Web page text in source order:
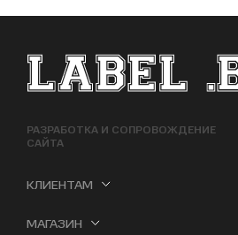
ФУТЕР САЙТА
РАЗРАБОТКА И СОПРОВОЖДЕНИЕ
САЙТА
КЛИЕНТАМ
МАГАЗИН